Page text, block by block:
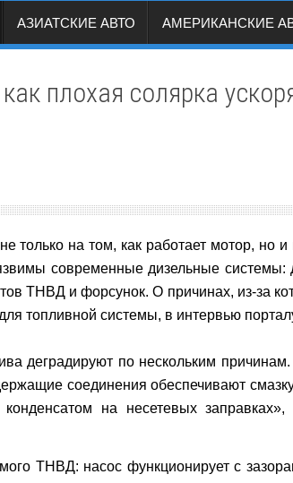
АЗИАТСКИЕ АВТО АМЕРИКАНСКИЕ
плохая солярка
только на том, как работает мотор,
современные дизельные
ТНВД и форсунок. О причинах, из‑за
топливной системы, в интервью
деградируют по нескольким
соединения обеспечивают
на несетевых
ТНВД: насос функционирует с